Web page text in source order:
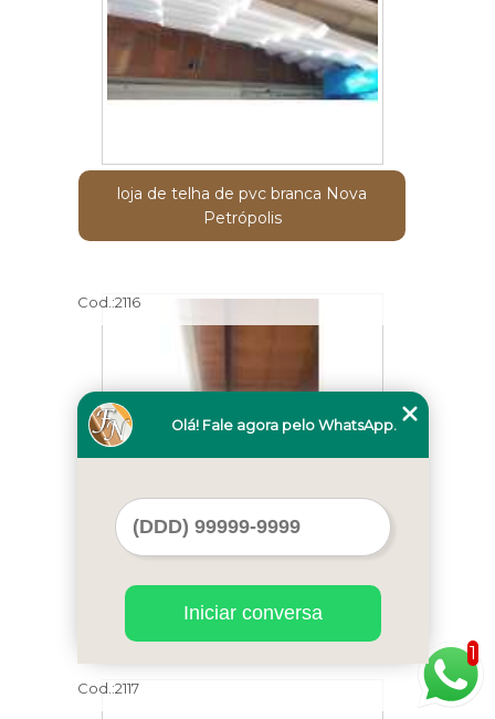
loja de telha de pvc branca Nova
Petrópolis
Cod.:2116
telha de pvc para quintal Santa Cruz
Cod.:2117
1
Olá! Fale agora pelo WhatsApp.
Iniciar conversa